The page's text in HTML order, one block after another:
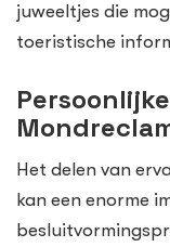
juweeltjes die
toeristische
Het delen van
kan een enorme